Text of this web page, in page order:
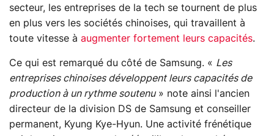
secteur, les entreprises de la tech se tournent de plus
en plus vers les sociétés chinoises, qui travaillent à
toute vitesse à augmenter fortement leurs capacités.
Ce qui est remarqué du côté de Samsung. « Les
entreprises chinoises développent leurs capacités de
production à un rythme soutenu» note ainsi l'ancien
directeur de la division DS de Samsung et conseiller
permanent, Kyung Kye-Hyun. Une activité frénétique